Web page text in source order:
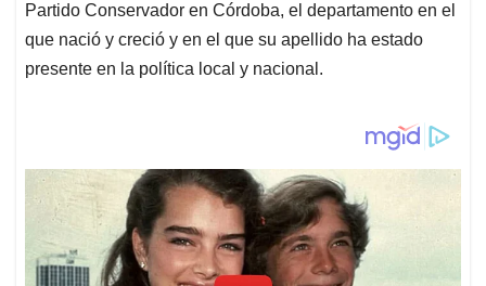
Partido Conservador en Córdoba, el departamento en el
que nació y creció y en el que su apellido ha estado
presente en la política local y nacional.